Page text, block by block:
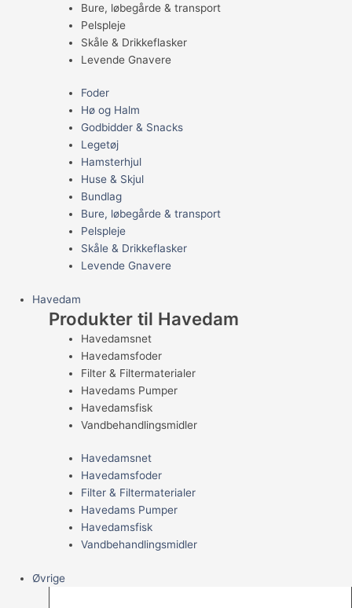
Bure, løbegårde & transport
Pelspleje
Skåle & Drikkeflasker
Levende Gnavere
Foder
Hø og Halm
Godbidder & Snacks
Legetøj
Hamsterhjul
Huse & Skjul
Bundlag
Bure, løbegårde & transport
Pelspleje
Skåle & Drikkeflasker
Levende Gnavere
Havedam
Produkter til Havedam
Havedamsnet
Havedamsfoder
Filter & Filtermaterialer
Havedams Pumper
Havedamsfisk
Vandbehandlingsmidler
Havedamsnet
Havedamsfoder
Filter & Filtermaterialer
Havedams Pumper
Havedamsfisk
Vandbehandlingsmidler
Øvrige